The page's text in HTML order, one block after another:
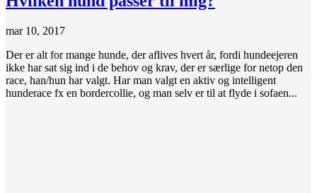
mar 10, 2017
Der er alt for mange hunde, der aflives hvert år, fordi hundeejeren
ikke har sat sig ind i de behov og krav, der er særlige for netop den
race, han/hun har valgt. Har man valgt en aktiv og intelligent
hunderace fx en bordercollie, og man selv er til at flyde i sofaen...